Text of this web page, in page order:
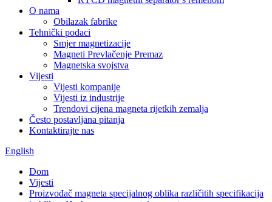
O nama
Obilazak fabrike
Tehnički podaci
Smjer magnetizacije
Magneti Prevlačenje Premaz
Magnetska svojstva
Vijesti
Vijesti kompanije
Vijesti iz industrije
Trendovi cijena magneta rijetkih zemalja
Često postavljana pitanja
Kontaktirajte nas
English
Dom
Vijesti
Proizvođač magneta specijalnog oblika različitih specifikacija